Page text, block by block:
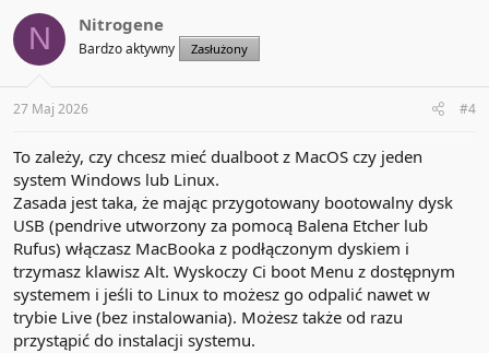
N Nitrogene
Bardzo aktywny Zasłużony
27 Maj 2026 #4
To zależy, czy chcesz mieć dualboot z MacOS czy jeden
system Windows lub Linux.
Zasada jest taka, że mając przygotowany bootowalny dysk
USB (pendrive utworzony za pomocą Balena Etcher lub
Rufus) włączasz MacBooka z podłączonym dyskiem i
trzymasz klawisz Alt. Wyskoczy Ci boot Menu z dostępnym
systemem i jeśli to Linux to możesz go odpalić nawet w
trybie Live (bez instalowania). Możesz także od razu
przystąpić do instalacji systemu.